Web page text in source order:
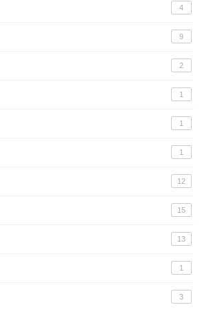
4
9
2
1
1
1
12
15
13
1
3